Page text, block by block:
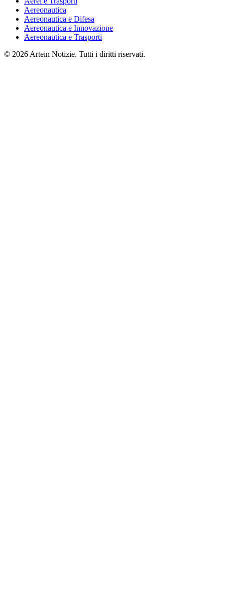
Aereonautica
Aereonautica e Difesa
Aereonautica e Innovazione
Aereonautica e Trasporti
© 2026 Artein Notizie. Tutti i diritti riservati.